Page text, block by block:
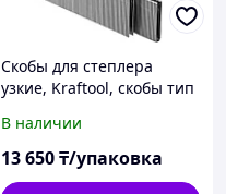
Скобы для степлера
узкие, Kraftool, скобы тип
В наличии
13 650₸/упаковка